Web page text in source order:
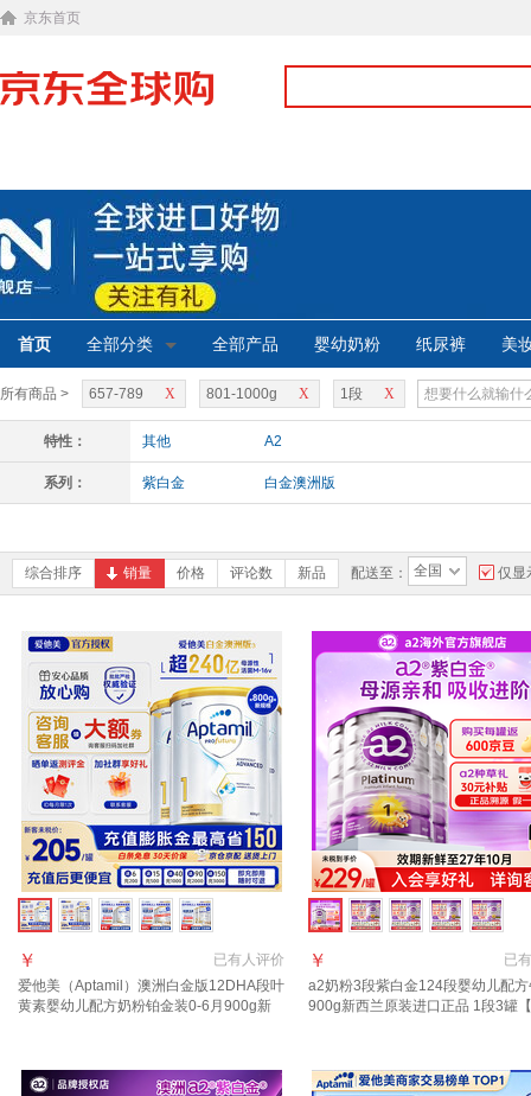
京东首页
首页 全部分类 全部产品 婴幼奶粉 纸尿裤 美
所有商品 > X
657-789 X
801-1000g X
1段
特性： 其他 A2
系列： 紫白金 白金澳洲版
综合排序 销量 价格 评论数 新品 配送至： 全国 仅显
已有人评价
￥
爱他美（Aptamil）澳洲白金版12DHA段叶
黄素婴幼儿配方奶粉铂金装0-6月900g新
已有
￥
a2奶粉3段紫白金124段婴幼儿配
900g新西兰原装进口正品 1段3罐